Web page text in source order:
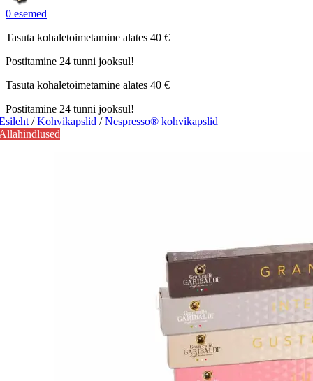
0 esemed
Tasuta kohaletoimetamine alates 40 €
Postitamine 24 tunni jooksul!
Tasuta kohaletoimetamine alates 40 €
Postitamine 24 tunni jooksul!
/ Kohvikapslid / Nespresso® kohvikapslid